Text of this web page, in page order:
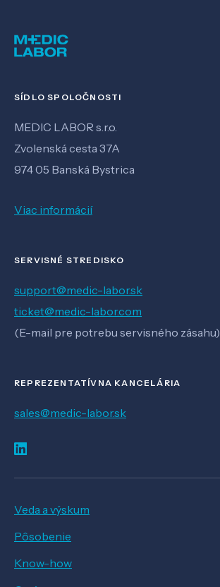
SÍDLO SPOLOČNOSTI
MEDIC LABOR s.r.o.
Zvolenská cesta 37A
974 05 Banská Bystrica
Viac informácií
SERVISNÉ STREDISKO
support@medic-labor.sk
ticket@medic-labor.com
(E-mail pre potrebu servisného zásahu)
REPREZENTATÍVNA KANCELÁRIA
sales@medic-labor.sk
Veda a výskum
Pôsobenie
Know-how